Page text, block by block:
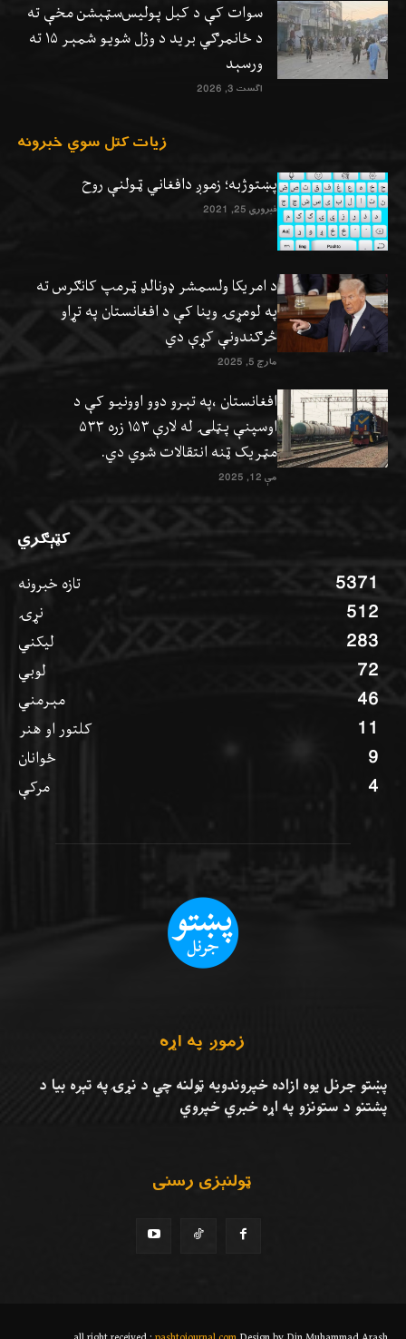
سوات کې د کبل پولیس‌سټېشن مخې ته
د ځانمرګي برید د وژل شویو شمېر ۱۵ ته
ورسېد
اگست 3, 2026
زيات کتل سوي خبرونه
پښتوژبه؛ زموږ دافغاني ټولنې روح
فبروري 25, 2021
د امریکا ولسمشر ډونالډ ټرمپ کانګرس ته
په لومړۍ وینا کې د افغانستان په تړاو
څرګندونې کړې دي
مارچ 5, 2025
افغانستان ،په تېرو دوو اوونيو کې د
اوسپنې پټلۍ له لارې ۱۵۳ زره ۵۳۳
مټریک ټنه انتقالات شوي دي.
مې 12, 2025
کټېګري
تازه خبرونه 5371
نړۍ 512
ليکني 283
لوبي 72
مېرمني 46
کلتور او هنر 11
ځوانان 9
مرکې 4
زموږ په اړه
پښتو جرنل يوه ازاده خپروندويه ټولنه چي د نړۍ په تېره بيا د
پشتنو د ستونزو په اړه خبري خپروي
ټولنېزي رسنۍ